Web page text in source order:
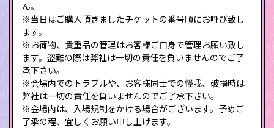
ん。
※当日はご購入頂きましたチケットの番号順にお呼び致し
ます。
※お荷物、貴重品の管理はお客様ご自身で管理お願い致し
ます。盗難の際は弊社は一切の責任を負いませんのでご了
承下さい。
※会場内でのトラブルや、お客様同士での怪我、破損時は
弊社は一切の責任を負いませんのでご了承下さい。
※会場内は、入場規制をかける場合がございます。予めご
了承の程、宜しくお願い申し上げます。